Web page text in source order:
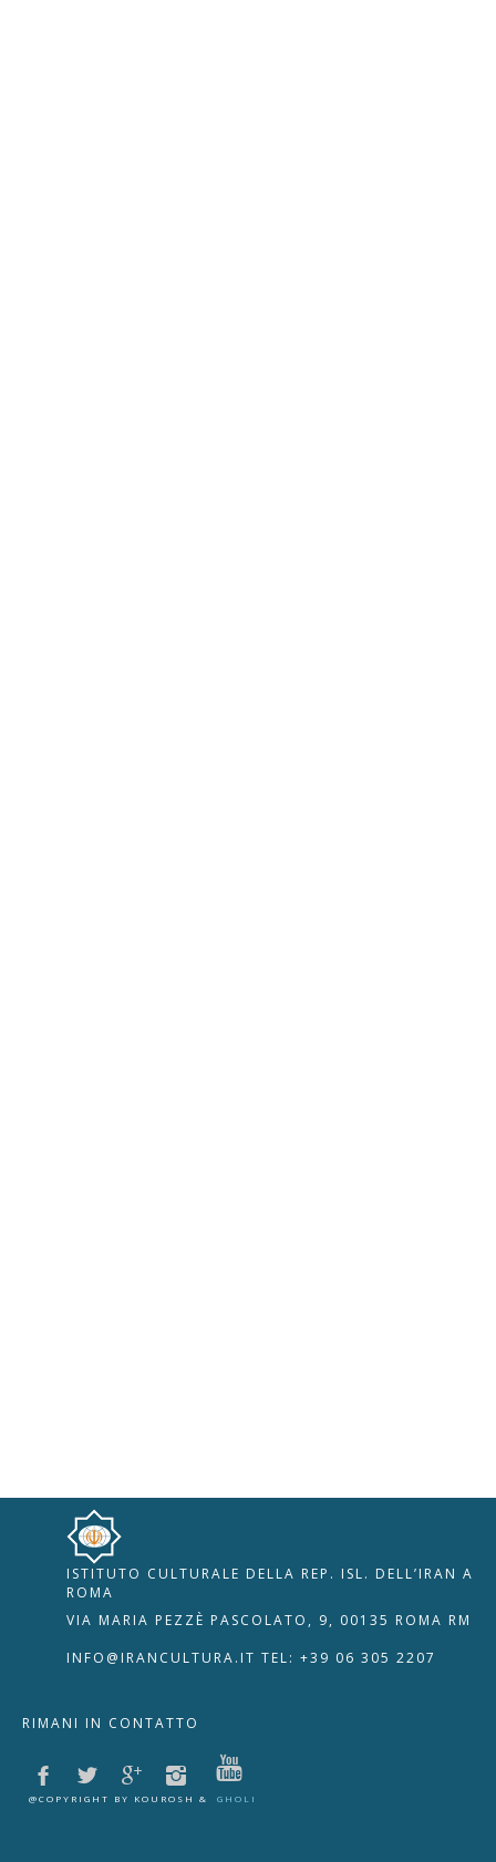
ISTITUTO CULTURALE DELLA REP. ISL. DELL’IRAN A
ROMA
VIA MARIA PEZZÈ PASCOLATO, 9, 00135 ROMA RM
INFO@IRANCULTURA.IT TEL: +39 06 305 2207
RIMANI IN CONTATTO
@COPYRIGHT BY KOUROSH & GHOLI
RIPRISTINA 🇮🇹 🇬🇧
Disattiva Immagini
Evidenzia Link